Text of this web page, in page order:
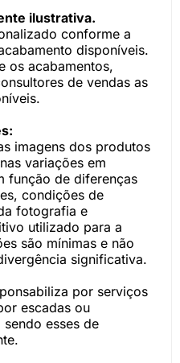
ilustrativa.
conforme a
disponíveis.
os acabamentos,
de vendas as
imagens dos produtos
variações em
função de diferenças
condições de
fotografia e
utilizado para a
são mínimas e não
significativa.
por serviços
escadas ou
esses de